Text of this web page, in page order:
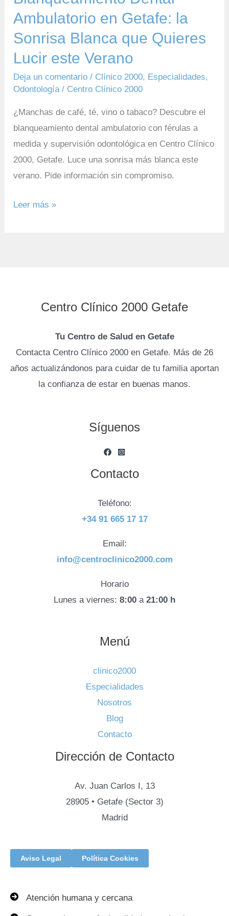
Ambulatorio en Getafe: la
Sonrisa Blanca que Quieres
Lucir este Verano
Deja un comentario / Clínico 2000, Especialidades,
Odontología/ Centro Clínico 2000
¿Manchas de café, té, vino o tabaco? Descubre el
blanqueamiento dental ambulatorio con férulas a
medida y supervisión odontológica en Centro Clínico
2000, Getafe. Luce una sonrisa más blanca este
verano. Pide información sin compromiso.
Lucir
este
Verano
Leer más »
Centro Clínico 2000 Getafe
Tu Centro de Salud en Getafe
Contacta Centro Clínico 2000 en Getafe. Más de 26
años actualizándonos para cuidar de tu familia aportan
la confianza de estar en buenas manos.
Síguenos
Contacto
Teléfono:
+34 91 665 17 17
Email:
info@centroclinico2000.com
Horario
Lunes a viernes: 8:00 a 21:00 h
Menú
clinico2000
Especialidades
Nosotros
Blog
Contacto
Dirección de Contacto
Av. Juan Carlos I, 13
28905 • Getafe (Sector 3)
Madrid
Aviso Legal Política Cookies
Atención humana y cercana